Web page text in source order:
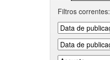
Filtros correntes: